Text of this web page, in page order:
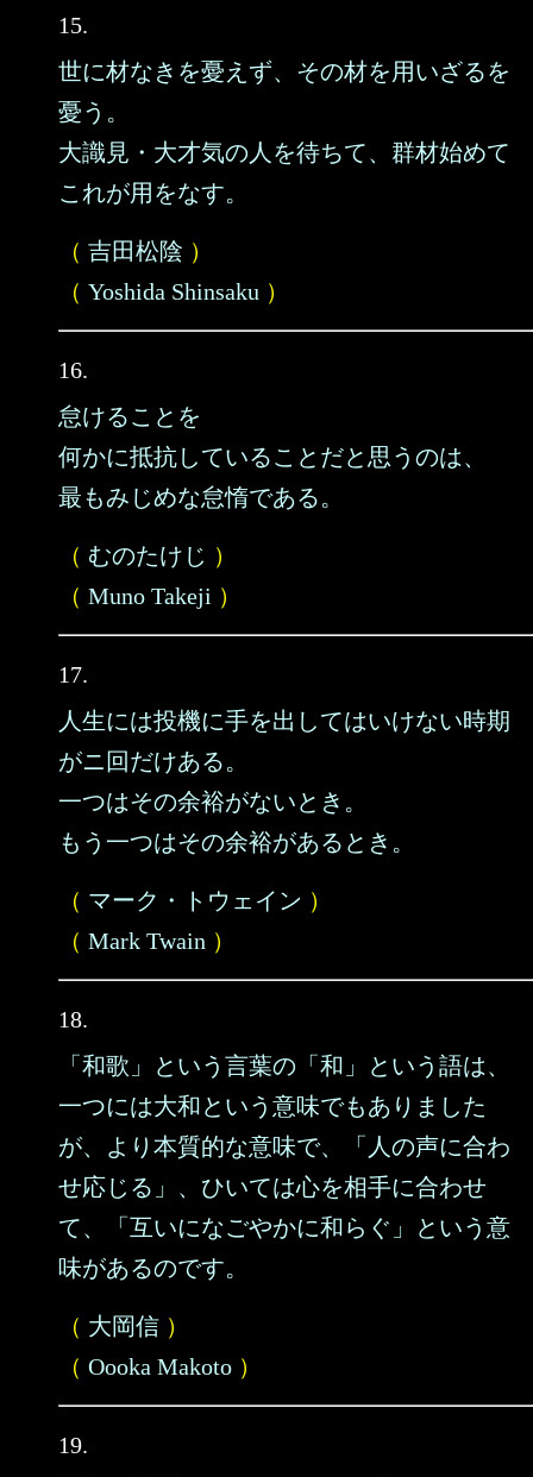
15.
世に材なきを憂えず、その材を用いざるを
憂う。
大識見・大才気の人を待ちて、群材始めて
これが用をなす。
（ 吉田松陰 ）
（ Yoshida Shinsaku ）
16.
怠けることを
何かに抵抗していることだと思うのは、
最もみじめな怠惰である。
（ むのたけじ ）
（ Muno Takeji ）
17.
人生には投機に手を出してはいけない時期
がニ回だけある。
一つはその余裕がないとき。
もう一つはその余裕があるとき。
（ マーク・トウェイン ）
（ Mark Twain ）
18.
「和歌」という言葉の「和」という語は、
一つには大和という意味でもありました
が、より本質的な意味で、「人の声に合わ
せ応じる」、ひいては心を相手に合わせ
て、「互いになごやかに和らぐ」という意
味があるのです。
（ 大岡信 ）
（ Oooka Makoto ）
19.